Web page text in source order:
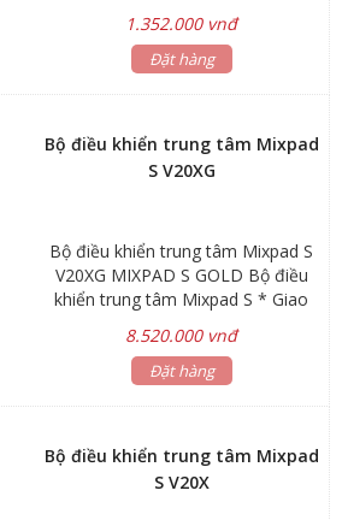
Nguồn cấp: 250V ~ 10A AC,
50/60Hz * Công suất: 200W/ 1 kênh
độ ẩm < 80% RH
1.352.000 vnđ
Đặt hàng
Bộ điều khiển trung tâm Mixpad
S V20XG
Bộ điều khiển trung tâm Mixpad S
V20XG MIXPAD S GOLD Bộ điều
khiển trung tâm Mixpad S * Giao
Bluetooth * Quản lý lên đến 250
thiết bị * Nguồn cấp: 220V AC *
việc: -15℃-60℃, độ ẩm < 80% RH *
Màn hình cảm ứng: 4 inch
8.520.000 vnđ
Đặt hàng
Bộ điều khiển trung tâm Mixpad
S V20X